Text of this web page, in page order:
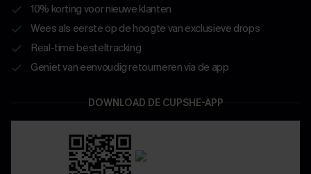
10% korting voor nieuwe klanten
Wees als eerste op de hoogte van exclusieve drops
Real-time besteltracking
Geniet van eenvoudig retourneren via de app
DOWNLOAD DE CUPSHE-APP